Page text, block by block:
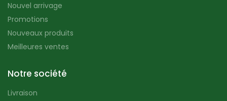
Nouvel arrivage
Promotions
Nouveaux produits
Meilleures ventes
Notre société
Livraison